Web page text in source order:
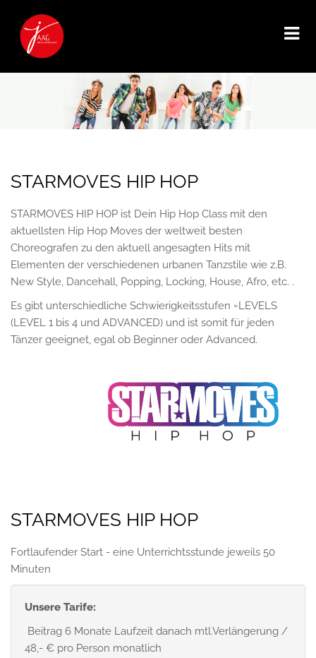
STARMOVES HIP HOP
STARMOVES HIP HOP ist Dein Hip Hop Class mit den
aktuellsten Hip Hop Moves der weltweit besten
Choreografen zu den aktuell angesagten Hits mit
Elementen der verschiedenen urbanen Tanzstile wie z.B.
New Style, Dancehall, Popping, Locking, House, Afro, etc. .
Es gibt unterschiedliche Schwierigkeitsstufen =LEVELS
(LEVEL 1 bis 4 und ADVANCED) und ist somit für jeden
Tänzer geeignet, egal ob Beginner oder Advanced.
STARMOVES HIP HOP
Fortlaufender Start - eine Unterrichtsstunde jeweils 50
Minuten
Unsere Tarife:
Beitrag 6 Monate Laufzeit danach mtl.Verlängerung /
48,- € pro Person monatlich